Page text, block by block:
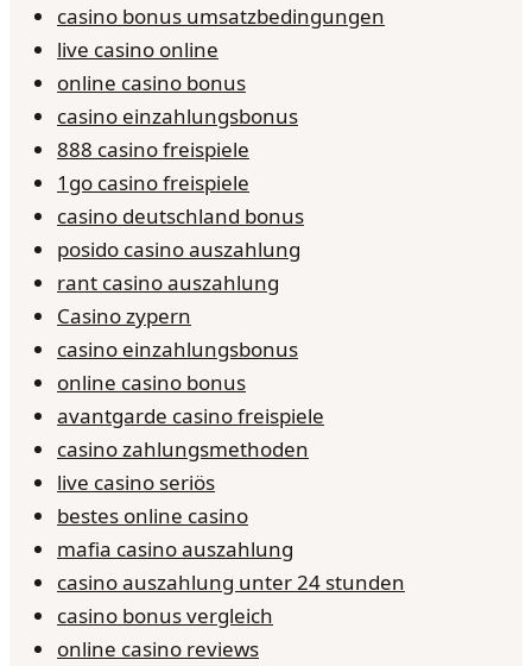
casino bonus umsatzbedingungen
live casino online
online casino bonus
casino einzahlungsbonus
888 casino freispiele
1go casino freispiele
casino deutschland bonus
posido casino auszahlung
rant casino auszahlung
Casino zypern
casino einzahlungsbonus
online casino bonus
avantgarde casino freispiele
casino zahlungsmethoden
live casino seriös
bestes online casino
mafia casino auszahlung
casino auszahlung unter 24 stunden
casino bonus vergleich
online casino reviews